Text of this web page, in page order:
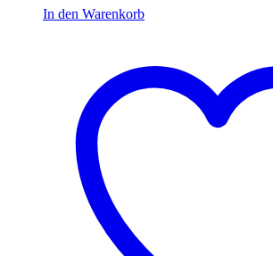
In den Warenkorb